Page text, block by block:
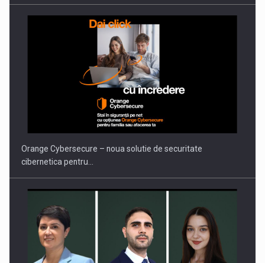
PUTTING ROMANIAN CORPORATE COMPANIES ON THE
INTERNATIONAL BUSINESS SCENE
Orange Cybersecure – noua solutie de securitate
cibernetica pentru…